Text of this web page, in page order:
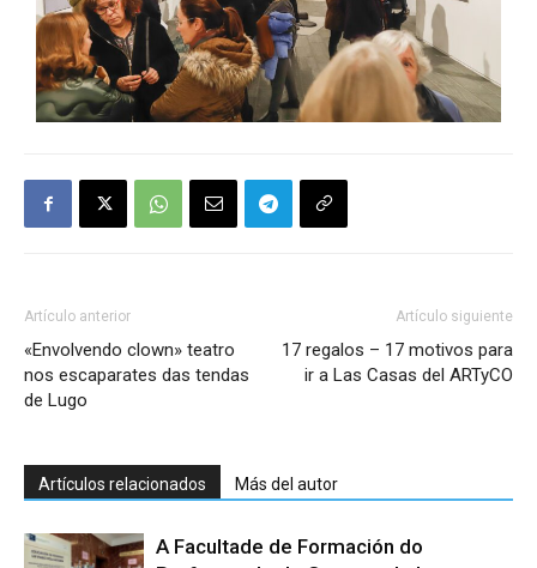
Artículo anterior
«Envolvendo clown» teatro
nos escaparates das tendas
de Lugo
Artículo siguiente
17 regalos – 17 motivos para
ir a Las Casas del ARTyCO
Artículos relacionados Más del autor
A Facultade de Formación do